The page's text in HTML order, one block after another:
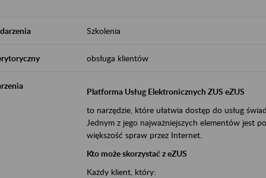
Szkolenia
obsługa klientów
Platforma Usług Elektronicznych ZUS eZUS
to narzędzie, które ułatwia dostęp do usług
Jednym z jego najważniejszych elementów jest
większość spraw przez Internet.
Kto może skorzystać z eZUS
Każdy klient, który: